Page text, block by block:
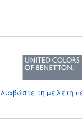
Διαβάστε τη μελέτη